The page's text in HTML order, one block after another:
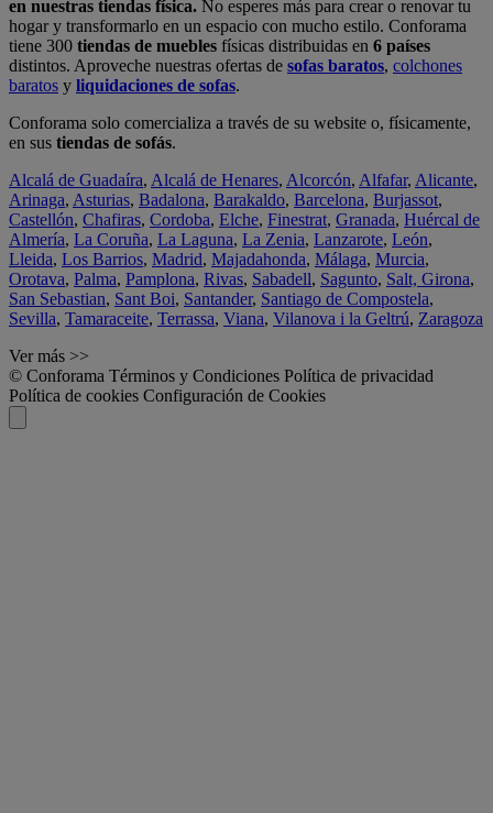
en nuestras tiendas física. No esperes más para crear o renovar tu
hogar y transformarlo en un espacio con mucho estilo. Conforama
tiene 300 tiendas de muebles físicas distribuidas en 6 países
distintos. Aproveche nuestras ofertas de sofas baratos, colchones
baratos y liquidaciones de sofas.
Conforama solo comercializa a través de su website o, físicamente,
en sus tiendas de sofás.
Alcalá de Guadaíra, Alcalá de Henares, Alcorcón, Alfafar, Alicante,
Arinaga, Asturias, Badalona, Barakaldo, Barcelona, Burjassot,
Castellón, Chafiras, Cordoba, Elche, Finestrat, Granada, Huércal de
Almería, La Coruña, La Laguna, La Zenia, Lanzarote, León,
Lleida, Los Barrios, Madrid, Majadahonda, Málaga, Murcia,
Orotava, Palma, Pamplona, Rivas, Sabadell, Sagunto, Salt, Girona,
San Sebastian, Sant Boi, Santander, Santiago de Compostela,
Sevilla, Tamaraceite, Terrassa, Viana, Vilanova i la Geltrú, Zaragoza
Ver más >>
© Conforama Términos y Condiciones Política de privacidad
Política de cookies Configuración de Cookies